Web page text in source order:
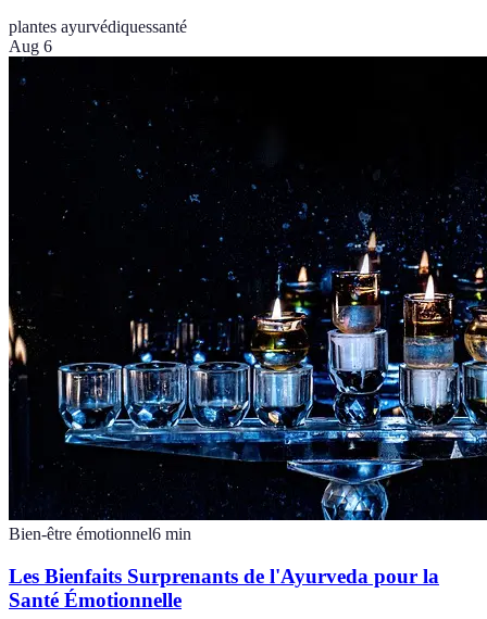
plantes ayurvédiquessanté
Aug 6
Bien-être émotionnel6 min
Les Bienfaits Surprenants de l'Ayurveda pour la
Santé Émotionnelle